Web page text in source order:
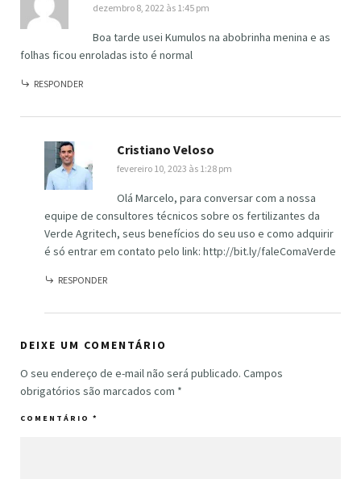
dezembro 8, 2022 às 1:45 pm
Boa tarde usei Kumulos na abobrinha menina e as
folhas ficou enroladas isto é normal
RESPONDER
Cristiano Veloso
fevereiro 10, 2023 às 1:28 pm
Olá Marcelo, para conversar com a nossa
equipe de consultores técnicos sobre os fertilizantes da
Verde Agritech, seus benefícios do seu uso e como adquirir
é só entrar em contato pelo link: http://bit.ly/faleComaVerde
RESPONDER
DEIXE UM COMENTÁRIO
O seu endereço de e-mail não será publicado. Campos
obrigatórios são marcados com *
COMENTÁRIO *